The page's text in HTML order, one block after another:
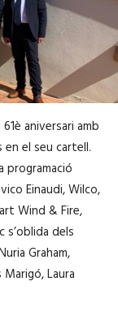
aniversari amb
el seu cartell.
programació
Einaudi, Wilco,
Wind & Fire,
s’oblida dels
Graham,
Laura